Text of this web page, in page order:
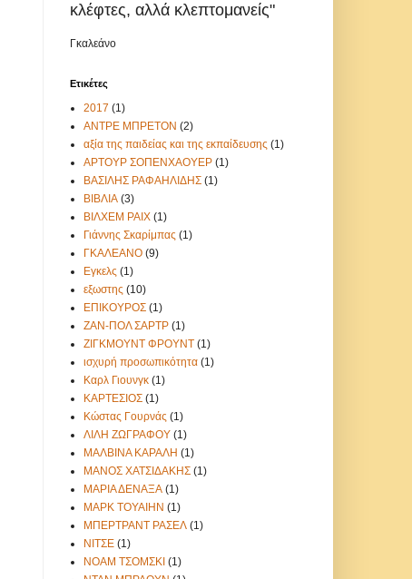
κλέφτες, αλλά κλεπτομανείς"
Γκαλεάνο
Ετικέτες
2017 (1)
ΑΝΤΡΕ ΜΠΡΕΤΟΝ (2)
αξία της παιδείας και της εκπαίδευσης (1)
ΑΡΤΟΥΡ ΣΟΠΕΝΧΑΟΥΕΡ (1)
ΒΑΣΙΛΗΣ ΡΑΦΑΗΛΙΔΗΣ (1)
ΒΙΒΛΙΑ (3)
ΒΙΛΧΕΜ ΡΑΙΧ (1)
Γιάννης Σκαρίμπας (1)
ΓΚΑΛΕΑΝΟ (9)
Εγκελς (1)
εξωστης (10)
ΕΠΙΚΟΥΡΟΣ (1)
ΖΑΝ-ΠΟΛ ΣΑΡΤΡ (1)
ΖΙΓΚΜΟΥΝΤ ΦΡΟΥΝΤ (1)
ισχυρή προσωπικότητα (1)
Καρλ Γιουνγκ (1)
ΚΑΡΤΕΣΙΟΣ (1)
Κώστας Γουρνάς (1)
ΛΙΛΗ ΖΩΓΡΑΦΟΥ (1)
ΜΑΛΒΙΝΑ ΚΑΡΑΛΗ (1)
ΜΑΝΟΣ ΧΑΤΣΙΔΑΚΗΣ (1)
ΜΑΡΙΑ ΔΕΝΑΞΑ (1)
ΜΑΡΚ ΤΟΥΑΙΗΝ (1)
ΜΠΕΡΤΡΑΝΤ ΡΑΣΕΛ (1)
ΝΙΤΣΕ (1)
ΝΟΑΜ ΤΣΟΜΣΚΙ (1)